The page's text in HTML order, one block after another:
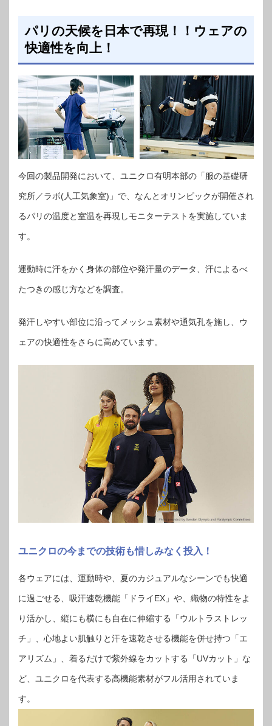
パリの天候を日本で再現！！ウェアの
快適性を向上！
今回の製品開発において、ユニクロ有明本部の「服の基礎研
究所／ラボ(人工気象室)」で、なんとオリンピックが開催され
るパリの温度と室温を再現しモニターテストを実施していま
す。
運動時に汗をかく身体の部位や発汗量のデータ、汗によるべ
たつきの感じ方などを調査。
発汗しやすい部位に沿ってメッシュ素材や通気孔を施し、ウ
ェアの快適性をさらに高めています。
ユニクロの今までの技術も惜しみなく投入！
各ウェアには、運動時や、夏のカジュアルなシーンでも快適
に過ごせる、吸汗速乾機能「ドライEX」や、織物の特性をよ
り活かし、縦にも横にも自在に伸縮する「ウルトラストレッ
チ」、心地よい肌触りと汗を速乾させる機能を併せ持つ「エ
アリズム」、着るだけで紫外線をカットする「UVカット」な
ど、ユニクロを代表する高機能素材がフル活用されていま
す。